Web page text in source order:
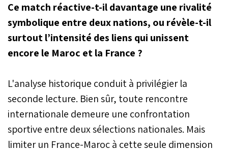
Ce match réactive-t-il davantage une rivalité
symbolique entre deux nations, ou révèle-t-il
surtout l’intensité des liens qui unissent
encore le Maroc et la France ?
L'analyse historique conduit à privilégier la
seconde lecture. Bien sûr, toute rencontre
internationale demeure une confrontation
sportive entre deux sélections nationales. Mais
limiter un France-Maroc à cette seule dimension